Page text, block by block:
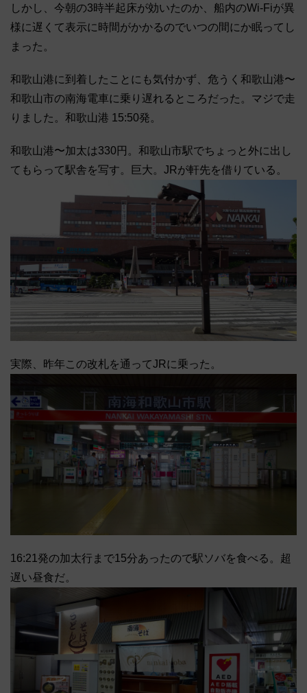
しかし、今朝の3時半起床が効いたのか、船内のWi-Fiが異
様に遅くて表示に時間がかかるのでいつの間にか眠ってし
まった。
和歌山港に到着したことにも気付かず、危うく和歌山港〜
和歌山市の南海電車に乗り遅れるところだった。マジで走
りました。和歌山港 15:50発。
和歌山港〜加太は330円。和歌山市駅でちょっと外に出し
てもらって駅舎を写す。巨大。JRが軒先を借りている。
実際、昨年この改札を通ってJRに乗った。
16:21発の加太行まで15分あったので駅ソバを食べる。超
遅い昼食だ。